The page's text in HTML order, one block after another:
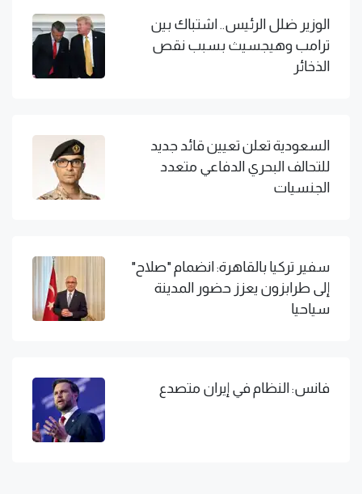
الوزير ضلل الرئيس.. اشتباك بين
ترامب وهيجسيث بسبب نقص
الذخائر
السعودية تعلن تعيين قائد جديد
للتحالف البحري الدفاعي متعدد
الجنسيات
سفير تركيا بالقاهرة: انضمام "صلاح"
إلى طرابزون يعزز حضور المدينة
سياحيا
فانس: النظام في إيران متصدع